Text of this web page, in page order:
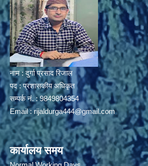
नाम : दुर्गा प्रसाद रिजाल
पद : प्रशासकीय अधिकृत
सम्पर्क नं. : 9849804354
Email : rijaldurga444@gmail.com
कार्यालय समय